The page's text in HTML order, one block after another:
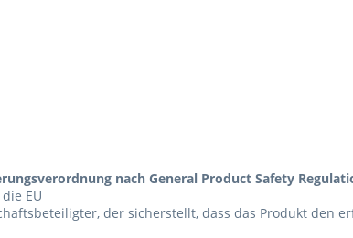
nach General Product Safety
EU
der sicherstellt, dass das Produkt den